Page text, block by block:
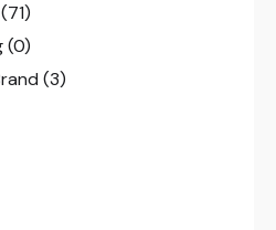
(71)
(0)
(3)